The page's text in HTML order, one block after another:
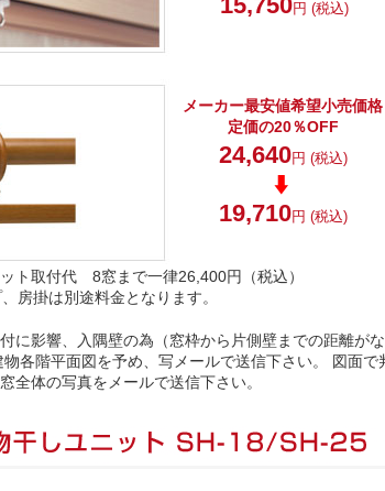
円 (税込)
メーカー最安値希望小売価格
定価の20％OFF
24,640円 (税込)
19,710円 (税込)
ト取付代 8窓まで一律26,400円（税込）
掛は別途料金となります。
に影響、入隅壁の為（窓枠から片側壁までの距離が
各階平面図を予め、写メールで送信下さい。 図面で
全体の写真をメールで送信下さい。